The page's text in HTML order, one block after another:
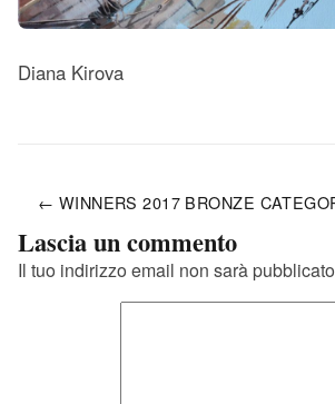
Diana Kirova
← WINNERS 2017 BRONZE
Lascia un commento
Il tuo indirizzo email non sarà